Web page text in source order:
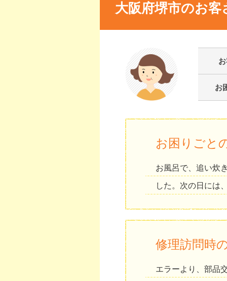
大阪府堺市のお客
お
お困りごと
お風呂で、追い炊
した。次の日には
修理訪問時
エラーより、部品